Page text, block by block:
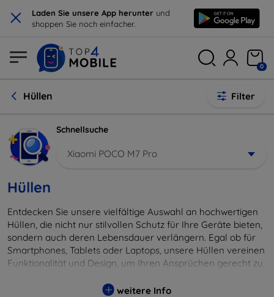
× Laden Sie unsere App herunter und
shoppen Sie noch einfacher.
0
Hüllen Filter
Schnellsuche
Xiaomi POCO M7 Pro
Hüllen
Entdecken Sie unsere vielfältige Auswahl an hochwertigen
Hüllen, die nicht nur stilvollen Schutz für Ihre Geräte bieten,
sondern auch deren Lebensdauer verlängern. Egal ob für
Smartphones, Tablets oder Laptops, unsere Hüllen vereinen
Funktionalität und Design, um Ihren Ansprüchen gerecht zu
Farben, um Ihren persönlichen Stil perfekt zu
weitere Info